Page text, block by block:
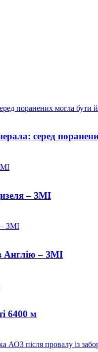
серед
– ЗМІ
Англію – ЗМІ
6400 м